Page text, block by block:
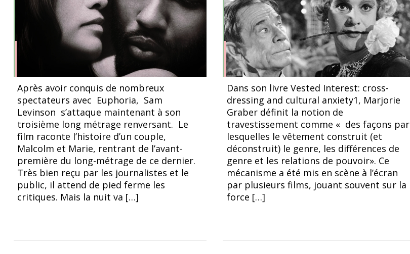
©Malcolm & Marie, Sam Levinson
Après avoir conquis de nombreux
spectateurs avec Euphoria, Sam
Levinson s’attaque maintenant à son
troisième long métrage renversant. Le
film raconte l’histoire d’un couple,
Malcolm et Marie, rentrant de l’avant-
première du long-métrage de ce dernier.
Très bien reçu par les journalistes et le
public, il attend de pied ferme les
critiques. Mais la nuit va […]
Dans son livre Vested Interest: cross-
dressing and cultural anxiety1, Marjorie
Graber définit la notion de
travestissement comme « des façons par
lesquelles le vêtement construit (et
déconstruit) le genre, les différences de
genre et les relations de pouvoir». Ce
mécanisme a été mis en scène à l’écran
par plusieurs films, jouant souvent sur la
force […]